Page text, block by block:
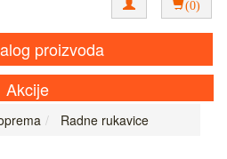
(0)
proizvoda
Akcije
Radne rukavice